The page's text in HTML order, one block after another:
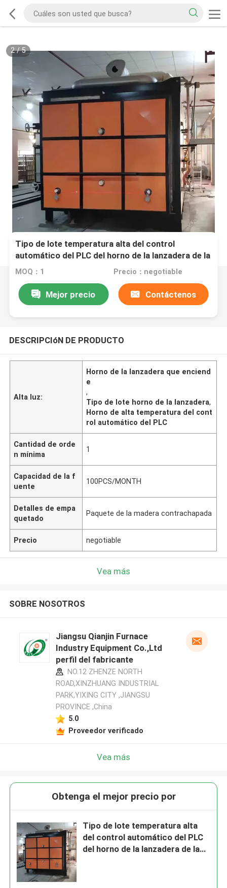
2/5
Tipo de lote temperatura alta del control
automático del PLC del horno de la lanzadera de la
leña
MOQ：1 Precio：negotiable
Mejor precio Contáctenos
DESCRIPCIóN DE PRODUCTO
Alta luz:
Horno de la lanzadera que enciend
e
,
Tipo de lote horno de la lanzadera,
Horno de alta temperatura del cont
rol automático del PLC
Cantidad de orde
n mínima
1
Capacidad de la f
uente
100PCS/MONTH
Detalles de empa
quetado
Paquete de la madera contrachapada
Precio negotiable
Vea más
SOBRE NOSOTROS
Jiangsu Qianjin Furnace
Industry Equipment Co.,Ltd
perfil del fabricante
NO.12 ZHENZE NORTH
ROAD,XINZHUANG INDUSTRIAL
PARK,YIXING CITY ,JIANGSU
PROVINCE ,China
5.0
Proveedor verificado
Vea más
Obtenga el mejor precio por
Tipo de lote temperatura alta
del control automático del PLC
del horno de la lanzadera de la